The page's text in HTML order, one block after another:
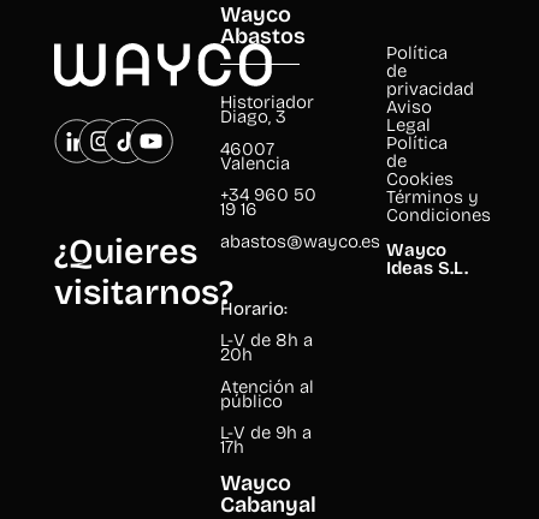
¿Quieres
visitarnos?
Wayco
Abastos
Historiador
Diago, 3
46007
Valencia
+34 960 50
19 16
abastos@wayco.es
Horario:
L-V de 8h a
20h
Atención al
público
L-V de 9h a
17h
Wayco
Cabanyal
Wayco
Ideas S.L.
Política
de
privacidad
Aviso
Legal
Política
de
Cookies
Términos y
Condiciones